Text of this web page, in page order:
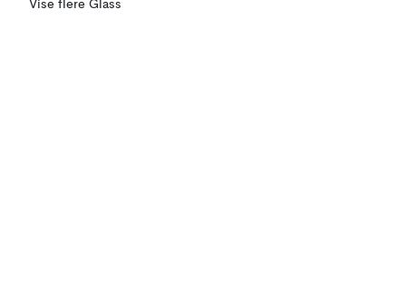
Vise flere Glass